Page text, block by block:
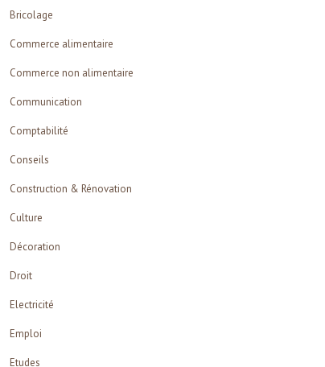
Bricolage
Commerce alimentaire
Commerce non alimentaire
Communication
Comptabilité
Conseils
Construction & Rénovation
Culture
Décoration
Droit
Electricité
Emploi
Etudes